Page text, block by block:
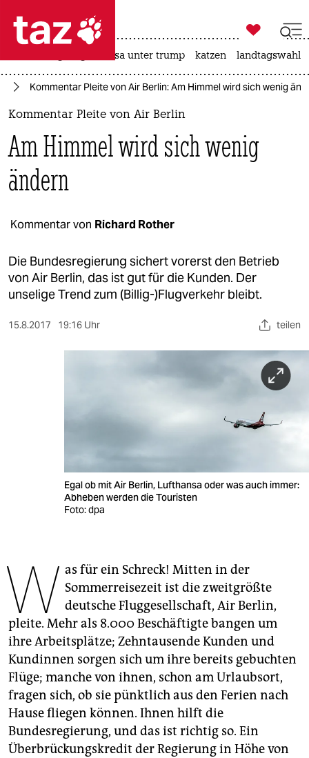
 taz zahl ich
taz zahl ich
politik
öko
gesellschaft
sport
fragen & hilfe
abo
genossenschaft
epaper login

taz zahl ich
usa unter trump katzen landtagswahl
Kommentar Pleite von Air Berlin: Am Himmel wird sich wenig
Kommentar Pleite von Air Berlin
Am Himmel wird sich wenig
ändern
Kommentar von Richard Rother
Die Bundesregierung sichert vorerst den Betrieb
von Air Berlin, das ist gut für die Kunden. Der
unselige Trend zum (Billig-)Flugverkehr bleibt.
15.8.2017 19:16 Uhr teilen
Egal ob mit Air Berlin, Lufthansa oder was auch immer:
Abheben werden die Touristen
Foto: dpa
W as für ein Schreck! Mitten in der
Sommerreisezeit ist die zweitgrößte
deutsche Fluggesellschaft, Air Berlin,
pleite. Mehr als 8.000 Beschäftigte bangen um
ihre Arbeitsplätze; Zehntausende Kunden und
Kundinnen sorgen sich um ihre bereits gebuchten
Flüge; manche von ihnen, schon am Urlaubsort,
fragen sich, ob sie pünktlich aus den Ferien nach
Hause fliegen können. Ihnen hilft die
Bundesregierung, und das ist richtig so. Ein
Überbrückungskredit der Regierung in Höhe von